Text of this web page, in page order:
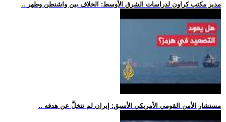
.. مدير مكتب كراون لدراسات الشرق الأوسط: الخلاف بين واشنطن وطهر
.. مستشار الأمن القومي الأمريكي الأسبق: إيران لم تتخلَّ عن هدفه